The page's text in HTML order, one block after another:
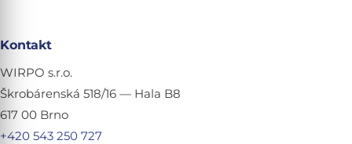
Kontakt
WIRPO s.r.o.
Škrobárenská 518/16 — Hala B8
617 00 Brno
+420 543 250 727